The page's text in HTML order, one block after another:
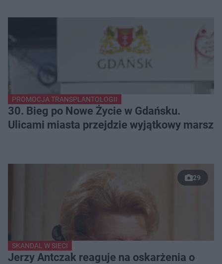
PROMOCJA TRANSPLANTOLOGII
30. Bieg po Nowe Życie w Gdańsku.
Ulicami miasta przejdzie wyjątkowy marsz
29
SKANDAL W SIECI
Jerzy Antczak reaguje na oskarżenia o